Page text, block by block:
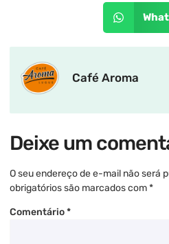
Café Aroma
Deixe um
O seu endereço de e-mail não será
obrigatórios são marcados com*
Comentário*